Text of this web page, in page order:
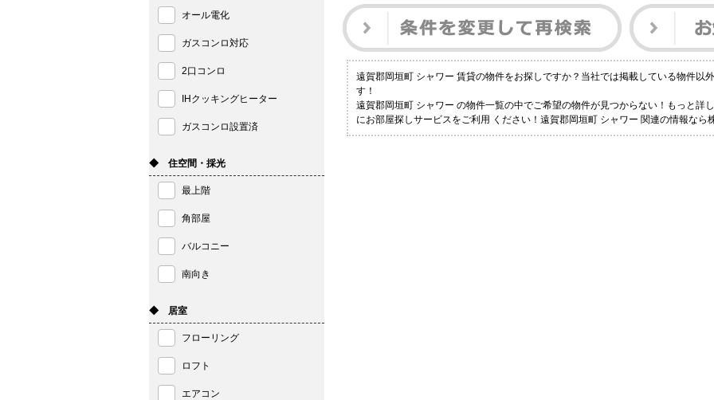
遠賀郡岡垣町 シャワー 賃貸の物件をお探しですか？当社では掲載している物件以
す！
遠賀郡岡垣町 シャワー の物件一覧の中でご希望の物件が見つからない！もっと詳
にお部屋探しサービスをご利用 ください！遠賀郡岡垣町 シャワー 関連の情報なら
オール電化
ガスコンロ対応
2口コンロ
IHクッキングヒーター
ガスコンロ設置済
◆ 住空間・採光
最上階
角部屋
バルコニー
南向き
◆ 居室
フローリング
ロフト
エアコン